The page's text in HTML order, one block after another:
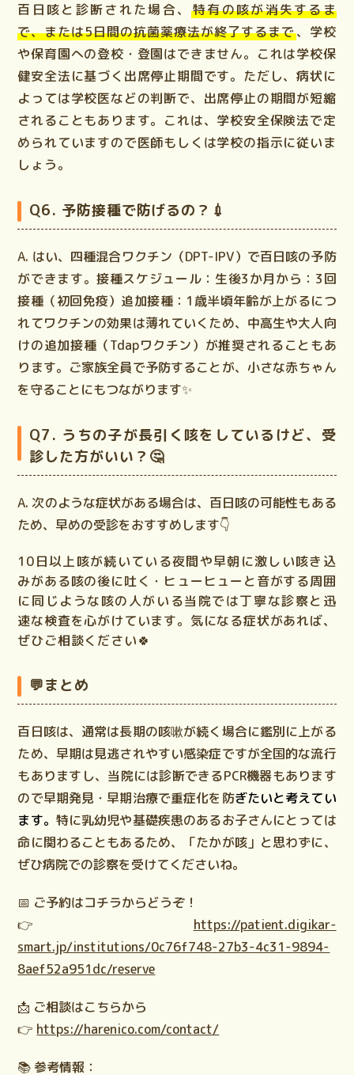
百日咳と診断された場合、特有の咳が消失するま
で、または5日間の抗菌薬療法が終了するまで、学校
や保育園への登校・登園はできません。これは学校保
健安全法に基づく出席停止期間です。ただし、病状に
よっては学校医などの判断で、出席停止の期間が短縮
されることもあります。これは、学校安全保険法で定
められていますので医師もしくは学校の指示に従いま
しょう。
Q6. 予防接種で防げるの？💉
A. はい、 四種混合ワクチン（DPT-IPV） で百日咳の予防
ができます。接種スケジュール： 生後3か月から：3回
接種（初回免疫）追加接種：1歳半頃年齢が上がるにつ
れてワクチンの効果は薄れていくため、 中高生や大人向
けの追加接種（Tdapワクチン） が推奨されることもあ
ります。ご家族全員で予防することが、小さな赤ちゃん
を守ることにもつながります✨
Q7. うちの子が長引く咳をしているけど、受
診した方がいい？🤔
A. 次のような症状がある場合は、百日咳の可能性もある
ため、早めの受診をおすすめします👇
10日以上咳が続いている夜間や早朝に激しい咳き込
みがある咳の後に吐く・ヒューヒューと音がする周囲
に同じような咳の人がいる当院では丁寧な診察と迅
速な検査を心がけています。気になる症状があれば、
ぜひご相談ください🍀
💬まとめ
百日咳は、通常は長期の咳嗽が続く場合に鑑別に上がる
ため、早期は見逃されやすい感染症ですが全国的な流行
もありますし、当院には診断できるPCR機器もあります
ので早期発見・早期治療で重症化を防ぎたいと考えてい
ます。 特に乳幼児や基礎疾患のあるお子さんにとっては
命に関わることもあるため、「たかが咳」と思わずに、
ぜひ病院での診察を受けてくださいね。
📅 ご予約はコチラからどうぞ！
👉 https://patient.digikar-
smart.jp/institutions/0c76f748-27b3-4c31-9894-
8aef52a951dc/reserve
📩 ご相談はこちらから
👉 https://harenico.com/contact/
📚 参考情報：